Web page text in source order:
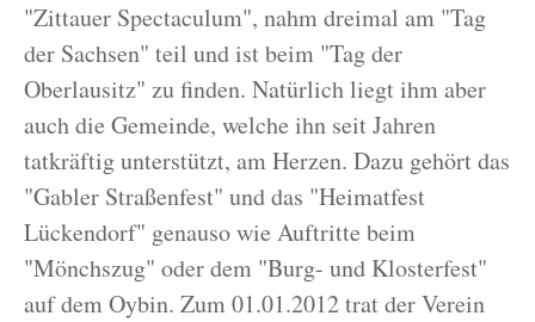
"Zittauer Spectaculum", nahm dreimal am "Tag
der Sachsen" teil und ist beim "Tag der
Oberlausitz" zu finden. Natürlich liegt ihm aber
auch die Gemeinde, welche ihn seit Jahren
tatkräftig unterstützt, am Herzen. Dazu gehört das
"Gabler Straßenfest" und das "Heimatfest
Lückendorf" genauso wie Auftritte beim
"Mönchszug" oder dem "Burg- und Klosterfest"
auf dem Oybin. Zum 01.01.2012 trat der Verein